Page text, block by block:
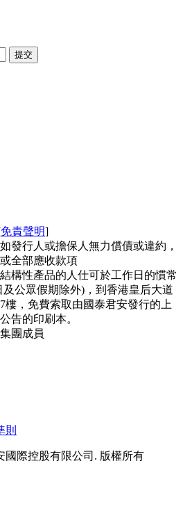
提交
免責聲明]
發行人或擔保人無力償債或違約，
全部應收款項
構性產品的人仕可於工作日的慣常
公眾假期除外)，到香港皇后大道
樓，免費索取由國泰君安發行的上
告的印刷本。
團成員
則
國際控股有限公司. 版權所有